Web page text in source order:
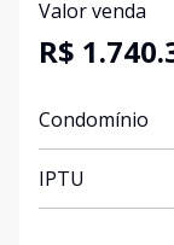
Valor venda
R$
Condomínio
IPTU